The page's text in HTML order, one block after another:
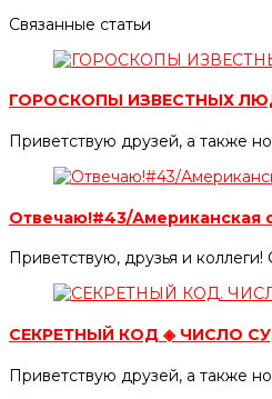
Связанные статьи
ГОРОСКОПЫ ИЗВЕСТНЫХ
Приветствую друзей, а также
Отвечаю!#43/Американская
Приветствую, друзья и
СЕКРЕТНЫЙ КОД ◈ ЧИСЛО
Приветствую друзей, а также